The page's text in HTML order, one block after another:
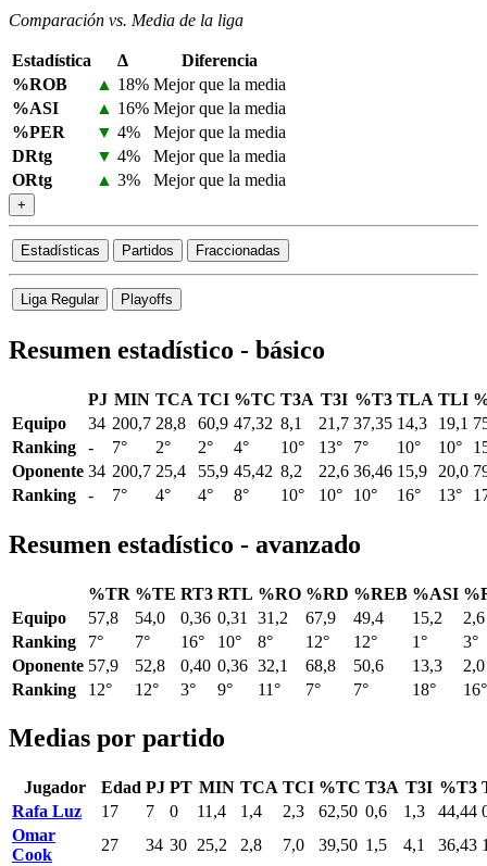
Comparación vs. Media de la liga
Estadística Δ
Diferencia
%ROB
▲ 18% Mejor que la media
%ASI
▲ 16% Mejor que la media
%PER
▼ 4%
Mejor que la media
DRtg
▼ 4%
Mejor que la media
ORtg
▲ 3% Mejor que la media
+
Estadísticas Partidos Fraccionadas
Liga Regular Playoffs
Resumen estadístico - básico
PJ MIN TCA TCI %TC T3A T3I %T3 TLA TLI
Equipo
34 200,7 28,8 60,9 47,32 8,1 21,7 37,35 14,3 19,1
Ranking
- 7° 2° 2° 4° 10° 13° 7° 10° 10°
Oponente 34 200,7 25,4 55,9 45,42 8,2 22,6 36,46 15,9 20,0
Ranking
- 7° 4° 4° 8° 10° 10° 10° 16° 13°
Resumen estadístico - avanzado
%TR %TE RT3 RTL %RO %RD %REB %ASI
Equipo
57,8 54,0 0,36 0,31 31,2 67,9 49,4 15,2
2,6
Ranking
7° 7° 16° 10° 8° 12° 12° 1°
3°
Oponente 57,9 52,8 0,40 0,36 32,1 68,8 50,6 13,3
2,0
Ranking
12° 12° 3° 9° 11° 7° 7° 18° 16°
Medias por partido
Jugador Edad PJ PT MIN TCA TCI %TC T3A T3I %T3
Rafa Luz
17 7 0 11,4 1,4 2,3 62,50 0,6 1,3 44,44
Omar
Cook
27 34 30 25,2 2,8 7,0 39,50 1,5 4,1 36,43